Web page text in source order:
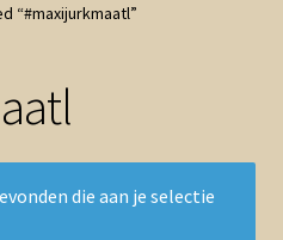
“#maxijurkmaatl”
die aan je selectie